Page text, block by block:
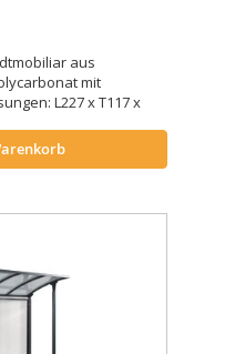
aus
mit
L227 x T117 x